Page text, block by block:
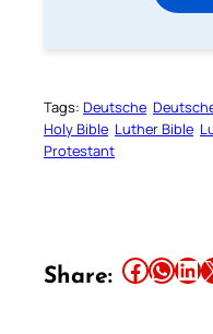
Tags: Deutsche
Holy Bible Luther Bible
Protestant
Share: Share this article on Facebook Share this article on WhatsApp Share this article on LinkedIn Share